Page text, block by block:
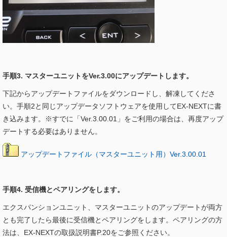
手順3. マスターユニットをVer.3.00にアップデートします。
下記からアップデートファイルをダウンロードし、解凍してくださ
い。手順2と同じアップデータソフトウェアを使用してEX-NEXTに書
き込みます。※すでに「Ver.3.00.01」をご利用の場合は、再度アップ
デートする必要はありません。
アップデートファイル（マスターユニット用）Ver.3.00.01
手順4. 受信機とペアリングをします。
エクスパンションユニット、マスターユニットのアップデートが両方
とも完了したら最後に受信機とペアリングをします。ペアリングの方
法は、EX-NEXTの取扱説明書P.20をご参照ください。